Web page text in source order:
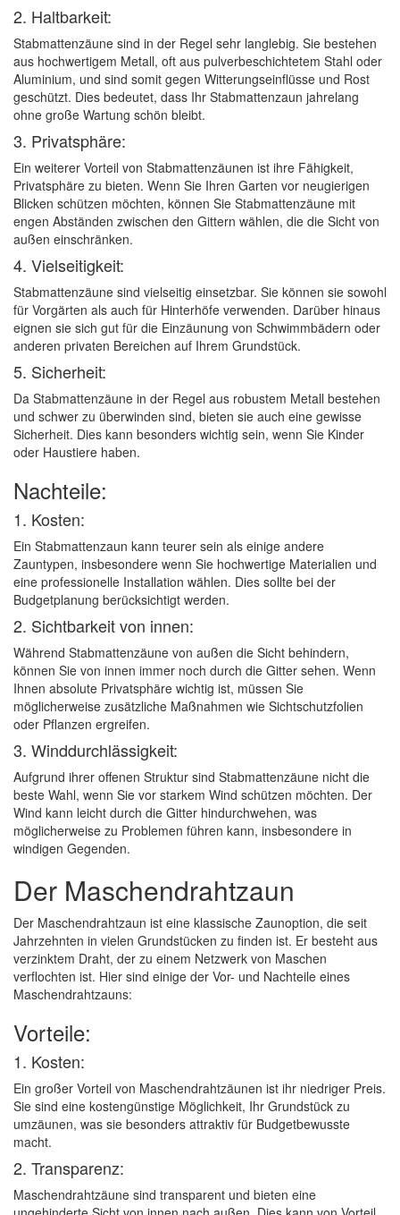
2. Haltbarkeit:
Stabmattenzäune sind in der Regel sehr langlebig. Sie bestehen
aus hochwertigem Metall, oft aus pulverbeschichtetem Stahl oder
Aluminium, und sind somit gegen Witterungseinflüsse und Rost
geschützt. Dies bedeutet, dass Ihr Stabmattenzaun jahrelang
ohne große Wartung schön bleibt.
3. Privatsphäre:
Ein weiterer Vorteil von Stabmattenzäunen ist ihre Fähigkeit,
Privatsphäre zu bieten. Wenn Sie Ihren Garten vor neugierigen
Blicken schützen möchten, können Sie Stabmattenzäune mit
engen Abständen zwischen den Gittern wählen, die die Sicht von
außen einschränken.
4. Vielseitigkeit:
Stabmattenzäune sind vielseitig einsetzbar. Sie können sie sowohl
für Vorgärten als auch für Hinterhöfe verwenden. Darüber hinaus
eignen sie sich gut für die Einzäunung von Schwimmbädern oder
anderen privaten Bereichen auf Ihrem Grundstück.
5. Sicherheit:
Da Stabmattenzäune in der Regel aus robustem Metall bestehen
und schwer zu überwinden sind, bieten sie auch eine gewisse
Sicherheit. Dies kann besonders wichtig sein, wenn Sie Kinder
oder Haustiere haben.
Nachteile:
1. Kosten:
Ein Stabmattenzaun kann teurer sein als einige andere
Zauntypen, insbesondere wenn Sie hochwertige Materialien und
eine professionelle Installation wählen. Dies sollte bei der
Budgetplanung berücksichtigt werden.
2. Sichtbarkeit von innen:
Während Stabmattenzäune von außen die Sicht behindern,
können Sie von innen immer noch durch die Gitter sehen. Wenn
Ihnen absolute Privatsphäre wichtig ist, müssen Sie
möglicherweise zusätzliche Maßnahmen wie Sichtschutzfolien
oder Pflanzen ergreifen.
3. Winddurchlässigkeit:
Aufgrund ihrer offenen Struktur sind Stabmattenzäune nicht die
beste Wahl, wenn Sie vor starkem Wind schützen möchten. Der
Wind kann leicht durch die Gitter hindurchwehen, was
möglicherweise zu Problemen führen kann, insbesondere in
windigen Gegenden.
Der Maschendrahtzaun
Der Maschendrahtzaun ist eine klassische Zaunoption, die seit
Jahrzehnten in vielen Grundstücken zu finden ist. Er besteht aus
verzinktem Draht, der zu einem Netzwerk von Maschen
verflochten ist. Hier sind einige der Vor- und Nachteile eines
Maschendrahtzauns:
Vorteile:
1. Kosten:
Ein großer Vorteil von Maschendrahtzäunen ist ihr niedriger Preis.
Sie sind eine kostengünstige Möglichkeit, Ihr Grundstück zu
umzäunen, was sie besonders attraktiv für Budgetbewusste
macht.
2. Transparenz:
Maschendrahtzäune sind transparent und bieten eine